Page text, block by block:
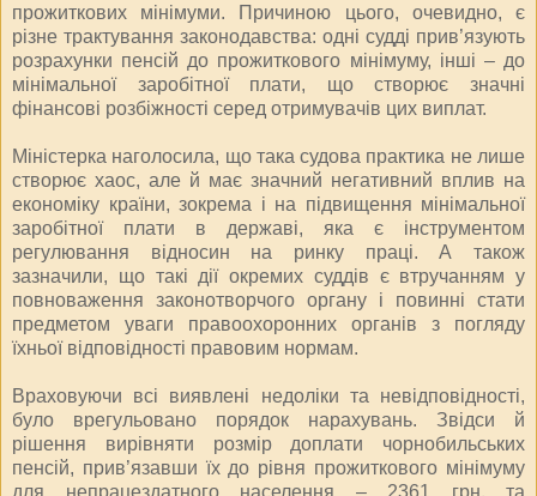
прожиткових мінімуми. Причиною цього, очевидно, є
різне трактування законодавства: одні судді прив’язують
розрахунки пенсій до прожиткового мінімуму, інші – до
мінімальної заробітної плати, що створює значні
фінансові розбіжності серед отримувачів цих виплат.
Міністерка наголосила, що така судова практика не лише
створює хаос, але й має значний негативний вплив на
економіку країни, зокрема і на підвищення мінімальної
заробітної плати в державі, яка є інструментом
регулювання відносин на ринку праці. А також
зазначили, що такі дії окремих суддів є втручанням у
повноваження законотворчого органу і повинні стати
предметом уваги правоохоронних органів з погляду
їхньої відповідності правовим нормам.
Враховуючи всі виявлені недоліки та невідповідності,
було врегульовано порядок нарахувань. Звідси й
рішення вирівняти розмір доплати чорнобильських
пенсій, прив’язавши їх до рівня прожиткового мінімуму
для непрацездатного населення – 2361 грн, та